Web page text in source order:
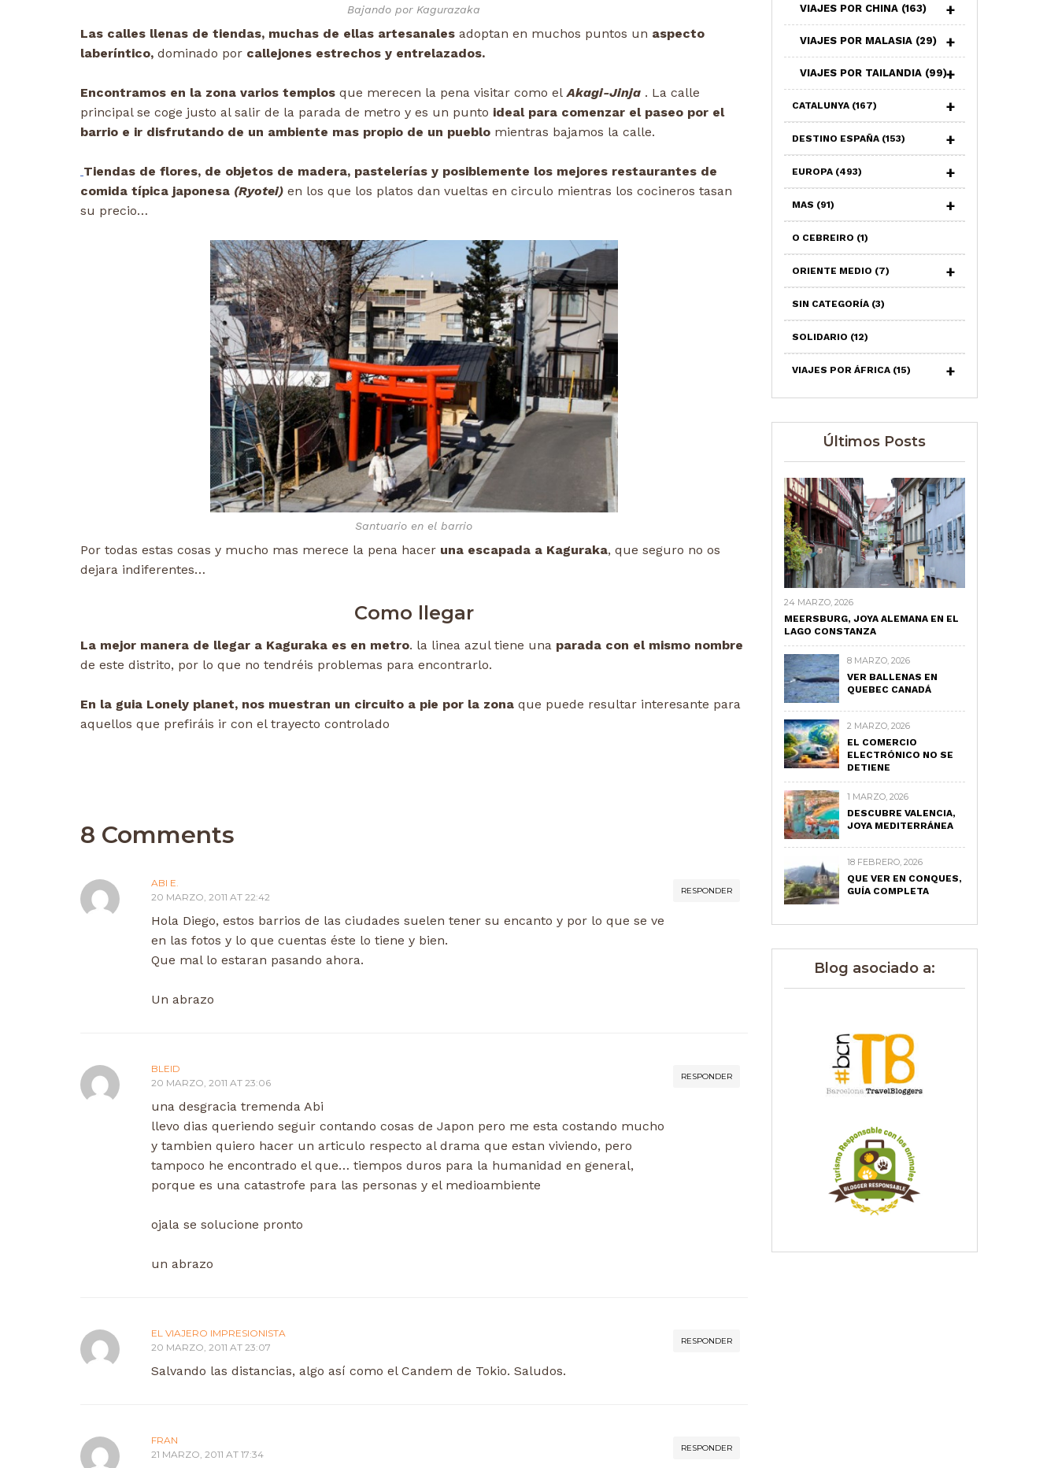
Bajando por Kagurazaka
Las calles llenas de tiendas, muchas de ellas artesanales adoptan en muchos puntos un aspecto
laberíntico, dominado por callejones estrechos y entrelazados.
Encontramos en la zona varios templos que merecen la pena visitar como el Akagi-Jinja . La calle
principal se coge justo al salir de la parada de metro y es un punto ideal para comenzar el paseo por el
barrio e ir disfrutando de un ambiente mas propio de un pueblo mientras bajamos la calle.
Tiendas de flores, de objetos de madera, pastelerías y posiblemente los mejores restaurantes de
comida típica japonesa (Ryotei) en los que los platos dan vueltas en circulo mientras los cocineros tasan
su precio…
Santuario en el barrio
Por todas estas cosas y mucho mas merece la pena hacer una escapada a Kaguraka, que seguro no os
dejara indiferentes…
Como llegar
La mejor manera de llegar a Kaguraka es en metro. la linea azul tiene una parada con el mismo nombre
de este distrito, por lo que no tendréis problemas para encontrarlo.
En la guia Lonely planet, nos muestran un circuito a pie por la zona que puede resultar interesante para
aquellos que prefiráis ir con el trayecto controlado
8 Comments
RESPONDER
ABI E.
20 MARZO, 2011 AT 22:42
Hola Diego, estos barrios de las ciudades suelen tener su encanto y por lo que se ve
en las fotos y lo que cuentas éste lo tiene y bien.
Que mal lo estaran pasando ahora.
Un abrazo
RESPONDER
BLEID
20 MARZO, 2011 AT 23:06
una desgracia tremenda Abi
llevo dias queriendo seguir contando cosas de Japon pero me esta costando mucho
y tambien quiero hacer un articulo respecto al drama que estan viviendo, pero
tampoco he encontrado el que… tiempos duros para la humanidad en general,
porque es una catastrofe para las personas y el medioambiente
ojala se solucione pronto
un abrazo
RESPONDER
EL VIAJERO IMPRESIONISTA
20 MARZO, 2011 AT 23:07
Salvando las distancias, algo así como el Candem de Tokio. Saludos.
RESPONDER
FRAN
21 MARZO, 2011 AT 17:34
VIAJES POR CHINA (163)
VIAJES POR MALASIA (29)
VIAJES POR TAILANDIA (99)
CATALUNYA (167)
DESTINO ESPAÑA (153)
EUROPA (493)
MAS (91)
O CEBREIRO (1)
ORIENTE MEDIO (7)
SIN CATEGORÍA (3)
SOLIDARIO (12)
VIAJES POR ÁFRICA (15)
Últimos Posts
24 MARZO, 2026
MEERSBURG, JOYA ALEMANA EN EL
LAGO CONSTANZA
8 MARZO, 2026
VER BALLENAS EN
QUEBEC CANADÁ
2 MARZO, 2026
EL COMERCIO
ELECTRÓNICO NO SE
DETIENE
1 MARZO, 2026
DESCUBRE VALENCIA,
JOYA MEDITERRÁNEA
18 FEBRERO, 2026
QUE VER EN CONQUES,
GUÍA COMPLETA
Blog asociado a: